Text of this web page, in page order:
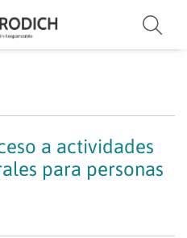
a actividades
para personas